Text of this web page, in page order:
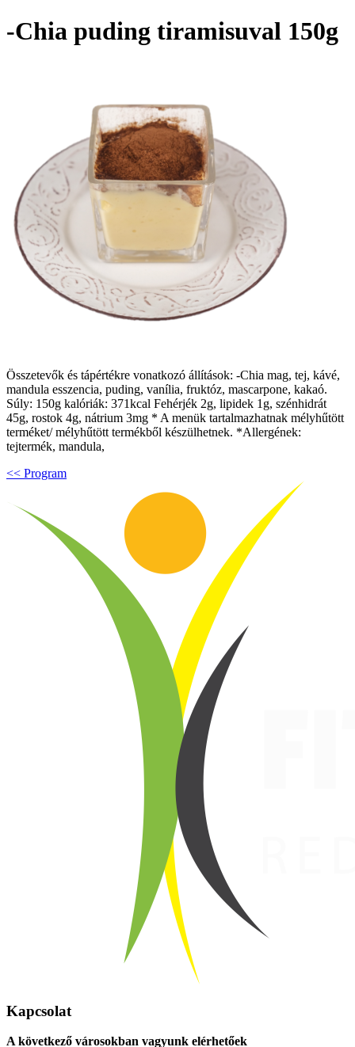
-Chia puding tiramisuval 150g
Összetevők és tápértékre vonatkozó állítások: -Chia mag, tej, kávé,
mandula esszencia, puding, vanília, fruktóz, mascarpone, kakaó.
Súly: 150g kalóriák: 371kcal Fehérjék 2g, lipidek 1g, szénhidrát
45g, rostok 4g, nátrium 3mg * A menük tartalmazhatnak mélyhűtött
terméket/ mélyhűtött termékből készülhetnek. *Allergének:
tejtermék, mandula,
<< Program
Kapcsolat
A következő városokban vagyunk elérhetőek